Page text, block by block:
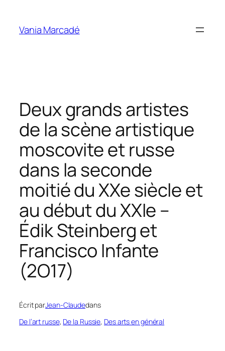
contenu
Vania Marcadé
Deux grands artistes
de la scène artistique
moscovite et russe
dans la seconde
moitié du XXe siècle et
au début du XXIe –
Édik Steinberg et
Francisco Infante
(2O17)
Écrit parJean-Claudedans
De l’art russe, De la Russie, Des arts en général